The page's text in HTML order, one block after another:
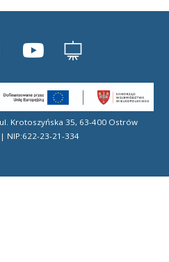
ul. Krotoszyńska 35, 63-400 Ostrów
NIP:622-23-21-334